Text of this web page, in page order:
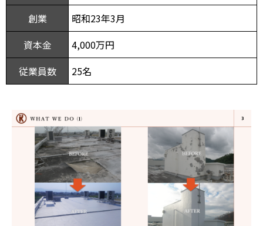
創業
昭和23年3月
資本金
4,000万円
従業員数
25名